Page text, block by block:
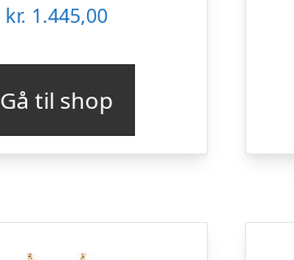
kr. 1.445,00
Gå til shop